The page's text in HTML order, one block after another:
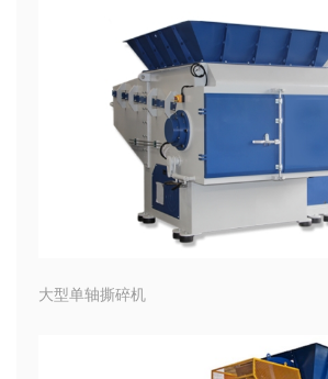
大型单轴撕碎机